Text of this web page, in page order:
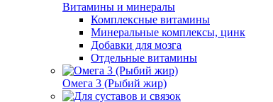
Витамины и минералы
Комплексные витамины
Минеральные комплексы, цинк
Добавки для мозга
Отдельные витамины
Омега 3 (Рыбий жир)